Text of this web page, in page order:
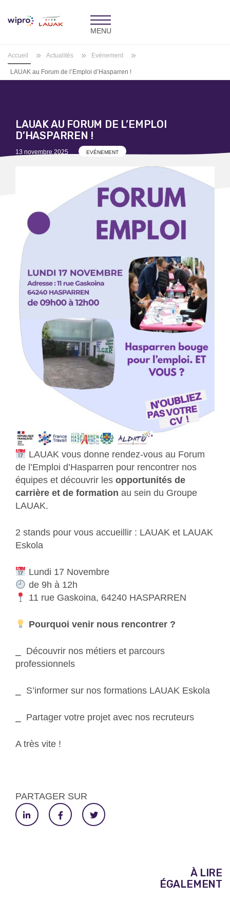
Toggle
navigation
Accueil » Actualités » Evénement »
LAUAK au Forum de l’Emploi d’Hasparren !
LAUAK AU FORUM DE L’EMPLOI
D’HASPARREN !
Posted
13 novembre 2025 EVÉNEMENT
LAUAK vous donne rendez-vous au Forum
de l’Emploi d’Hasparren pour rencontrer nos
équipes et découvrir les opportunités de
carrière et de formation au sein du Groupe
LAUAK.
2 stands pour vous accueillir : LAUAK et LAUAK
Eskola
Lundi 17 Novembre
de 9h à 12h
11 rue Gaskoina, 64240 HASPARREN
Pourquoi venir nous rencontrer ?
Découvrir nos métiers et parcours
professionnels
S’informer sur nos formations LAUAK Eskola
Partager votre projet avec nos recruteurs
A très vite !
PARTAGER SUR
À LIRE
ÉGALEMENT